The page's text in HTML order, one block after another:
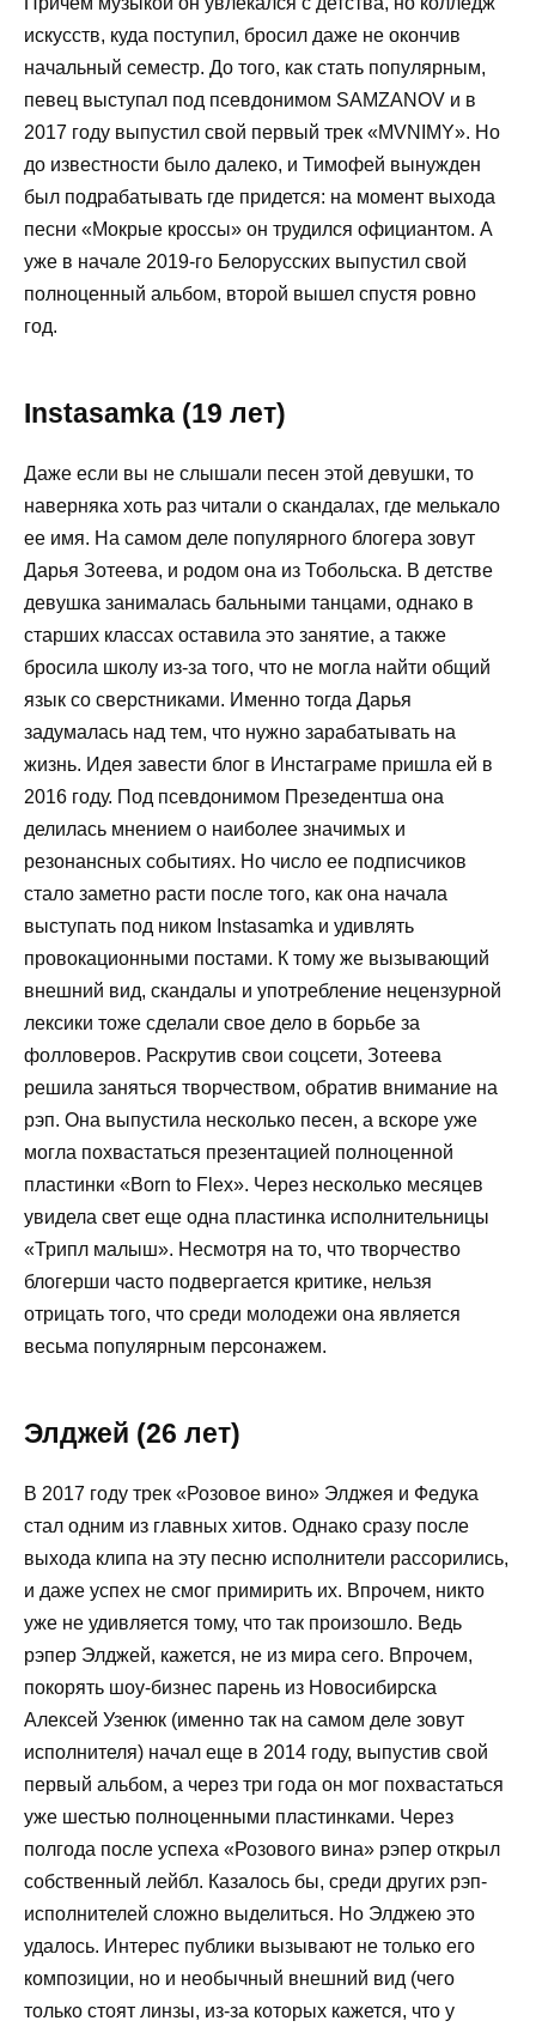
искусств, куда поступил, бросил даже не окончив
начальный семестр. До того, как стать популярным,
певец выступал под псевдонимом SAMZANOV и в
2017 году выпустил свой первый трек «MVNIMY». Но
до известности было далеко, и Тимофей вынужден
был подрабатывать где придется: на момент выхода
песни «Мокрые кроссы» он трудился официантом. А
уже в начале 2019-го Белорусских выпустил свой
полноценный альбом, второй вышел спустя ровно
год.
Instasamka (19 лет)
Даже если вы не слышали песен этой девушки, то
наверняка хоть раз читали о скандалах, где мелькало
ее имя. На самом деле популярного блогера зовут
Дарья Зотеева, и родом она из Тобольска. В детстве
девушка занималась бальными танцами, однако в
старших классах оставила это занятие, а также
бросила школу из-за того, что не могла найти общий
язык со сверстниками. Именно тогда Дарья
задумалась над тем, что нужно зарабатывать на
жизнь. Идея завести блог в Инстаграме пришла ей в
2016 году. Под псевдонимом Презедентша она
делилась мнением о наиболее значимых и
резонансных событиях. Но число ее подписчиков
стало заметно расти после того, как она начала
выступать под ником Instasamka и удивлять
провокационными постами. К тому же вызывающий
внешний вид, скандалы и употребление нецензурной
лексики тоже сделали свое дело в борьбе за
фолловеров. Раскрутив свои соцсети, Зотеева
решила заняться творчеством, обратив внимание на
рэп. Она выпустила несколько песен, а вскоре уже
могла похвастаться презентацией полноценной
пластинки «Born to Flex». Через несколько месяцев
увидела свет еще одна пластинка исполнительницы
«Трипл малыш». Несмотря на то, что творчество
блогерши часто подвергается критике, нельзя
отрицать того, что среди молодежи она является
весьма популярным персонажем.
Элджей (26 лет)
В 2017 году трек «Розовое вино» Элджея и Федука
стал одним из главных хитов. Однако сразу после
выхода клипа на эту песню исполнители рассорились,
и даже успех не смог примирить их. Впрочем, никто
уже не удивляется тому, что так произошло. Ведь
рэпер Элджей, кажется, не из мира сего. Впрочем,
покорять шоу-бизнес парень из Новосибирска
Алексей Узенюк (именно так на самом деле зовут
исполнителя) начал еще в 2014 году, выпустив свой
первый альбом, а через три года он мог похвастаться
уже шестью полноценными пластинками. Через
полгода после успеха «Розового вина» рэпер открыл
собственный лейбл. Казалось бы, среди других рэп-
исполнителей сложно выделиться. Но Элджею это
удалось. Интерес публики вызывают не только его
композиции, но и необычный внешний вид (чего
только стоят линзы, из-за которых кажется, что у